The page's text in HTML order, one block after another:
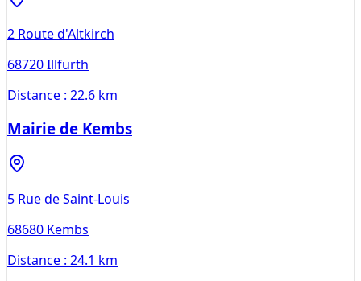
2 Route d'Altkirch
68720Illfurth
Distance : 22.6 km
Mairie de Kembs
5 Rue de Saint-Louis
68680 Kembs
Distance : 24.1 km